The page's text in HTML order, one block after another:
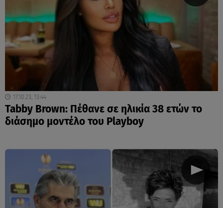
17.10.23, 13:44
Tabby Brown: Πέθανε σε ηλικία 38 ετών το
διάσημο μοντέλο του Playboy